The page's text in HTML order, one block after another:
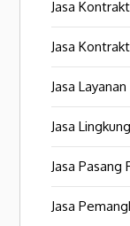
Jasa
Jasa
Jasa Layanan
Jasa
Jasa Pasang
Jasa